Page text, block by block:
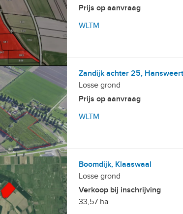
Prijs op aanvraag
WLTM
Zandijk achter 25, Hansweert
Losse grond
Prijs op aanvraag
WLTM
Boomdijk, Klaaswaal
Losse grond
Verkoop bij inschrijving
33,57 ha